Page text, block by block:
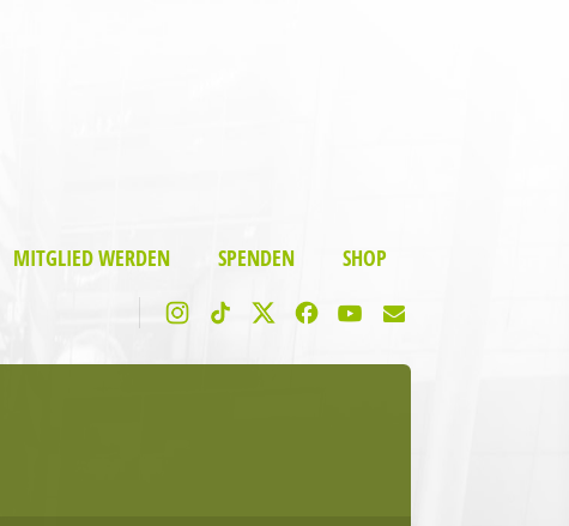
MITGLIED WERDEN SPENDEN SHOP